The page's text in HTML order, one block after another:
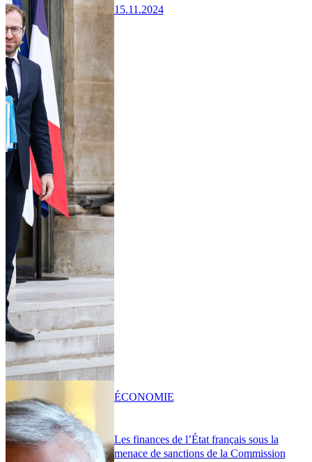
15.11.2024
Les finances de l’État français sous la
menace de sanctions de la Commission
ÉCONOMIE